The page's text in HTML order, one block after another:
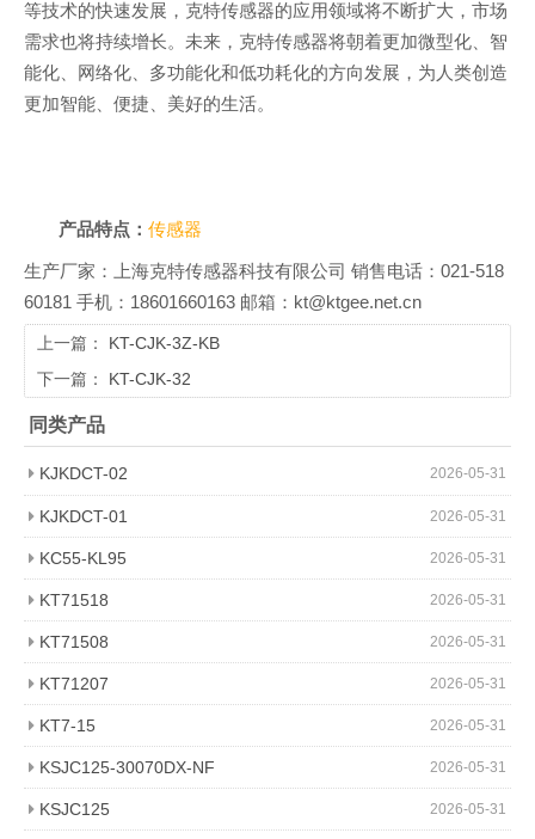
等技术的快速发展，克特传感器的应用领域将不断扩大，市场
需求也将持续增长。未来，克特传感器将朝着更加微型化、智
能化、网络化、多功能化和低功耗化的方向发展，为人类创造
更加智能、便捷、美好的生活。
产品特点：传感器
生产厂家：上海克特传感器科技有限公司 销售电话：021-518
60181 手机：18601660163 邮箱：kt@ktgee.net.cn
上一篇： KT-CJK-3Z-KB
下一篇： KT-CJK-32
同类产品
2026-05-31
KJKDCT-02
2026-05-31
KJKDCT-01
2026-05-31
KC55-KL95
2026-05-31
KT71518
2026-05-31
KT71508
2026-05-31
KT71207
2026-05-31
KT7-15
2026-05-31
KSJC125-30070DX-NF
2026-05-31
KSJC125